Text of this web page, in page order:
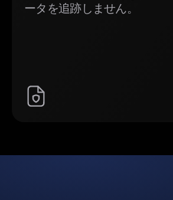
ータを追跡しません。